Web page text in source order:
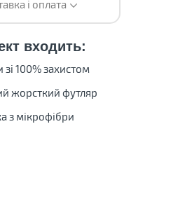
і оплата
входить:
зі 100% захистом
жорсткий футляр
з мікрофібри